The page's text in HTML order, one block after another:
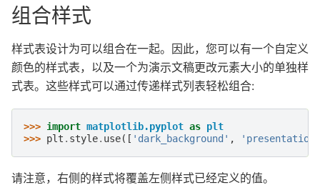
组合样式
样式表设计为可以组合在一起。因此，您可以有一个自定义
颜色的样式表，以及一个为演示文稿更改元素大小的单独样
式表。这些样式可以通过传递样式列表轻松组合:
>>> import matplotlib.pyplot as plt
>>> plt . style. use([ 'dark_background' , 'presentation'
请注意，右侧的样式将覆盖左侧样式已经定义的值。